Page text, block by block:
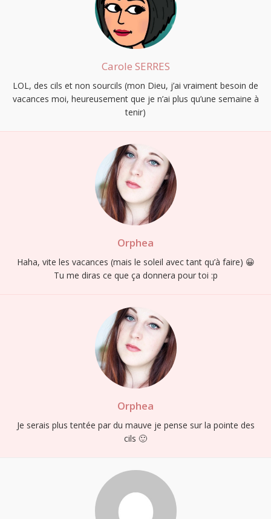
Carole SERRES
LOL, des cils et non sourcils (mon Dieu, j’ai vraiment besoin de
vacances moi, heureusement que je n’ai plus qu’une semaine à
tenir)
Orphea
Haha, vite les vacances (mais le soleil avec tant qu’à faire) 😀
Tu me diras ce que ça donnera pour toi :p
Orphea
Je serais plus tentée par du mauve je pense sur la pointe des
cils 🙂